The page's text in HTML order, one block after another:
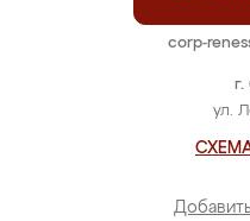
ул.
corp-